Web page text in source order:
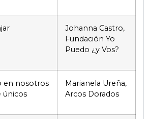
Johanna Castro,
Fundación Yo
Puedo ¿y Vos?
en nosotros
únicos
Marianela Ureña,
Arcos Dorados